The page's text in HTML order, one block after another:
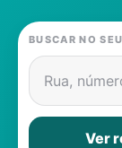
Gás
Contatos
BUSCAR NO
Rua,
Ver